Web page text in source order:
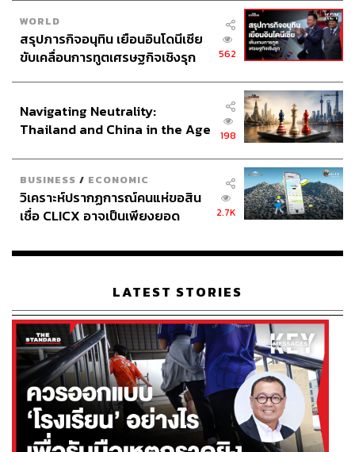
WORLD
สรุปภารกิจอนุทิน เยือนอินโดนีเซีย
ขับเคลื่อนการทูตเศรษฐกิจเชิงรุก
562
Navigating Neutrality:
Thailand and China in the Age
198
BUSINESS / ECONOMIC
วิเคราะห์ปรากฏการณ์คนแห่ขอสิน
เชื่อ CLICX อาจเป็นเพียงยอด
เรือนไทยที่ถูกซุกไว้
2.7K
LATEST STORIES